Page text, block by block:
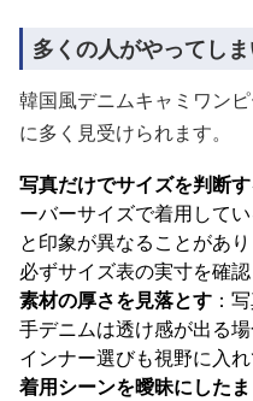
多くの人がやってし
韓国風デニムキャミワン
に多く見受けられます。
写真だけでサイズを判断
ーバーサイズで着用して
と印象が異なることがあり
必ずサイズ表の実寸を確認
素材の厚さを見落とす ：
手デニムは透け感が出る場
インナー選びも視野に入
着用シーンを曖昧にした